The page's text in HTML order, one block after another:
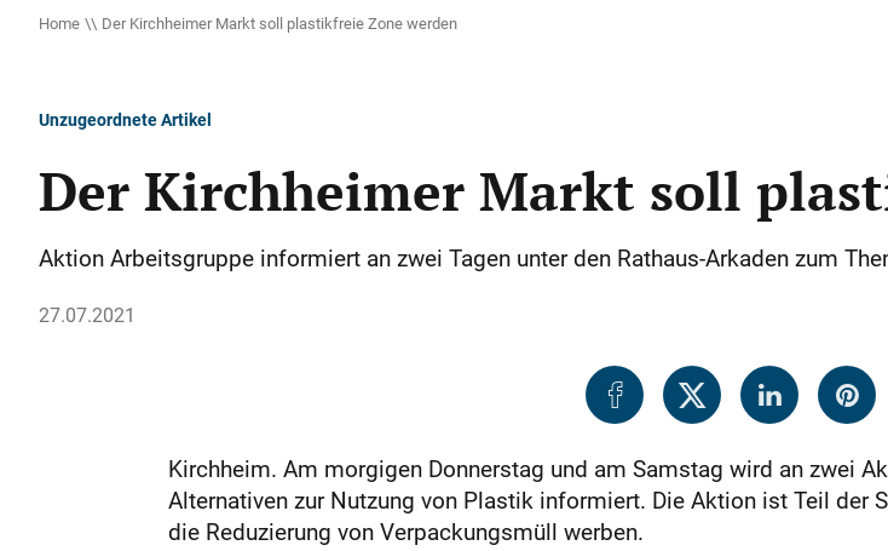
Home Der Kirchheimer Markt soll plastikfreie Zone werden
Unzugeordnete Artikel
Der Kirchheimer Markt soll
Aktion Arbeitsgruppe informiert an zwei Tagen unter den Rathaus-Arkaden zum
27.07.2021
Kirchheim. Am morgigen Donnerstag und am Samstag wird an zwei
Alternativen zur Nutzung von Plastik informiert. Die Aktion ist Teil der
die Reduzierung von Verpackungsmüll werben.